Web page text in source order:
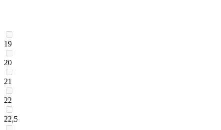
19
20
21
22
22,5